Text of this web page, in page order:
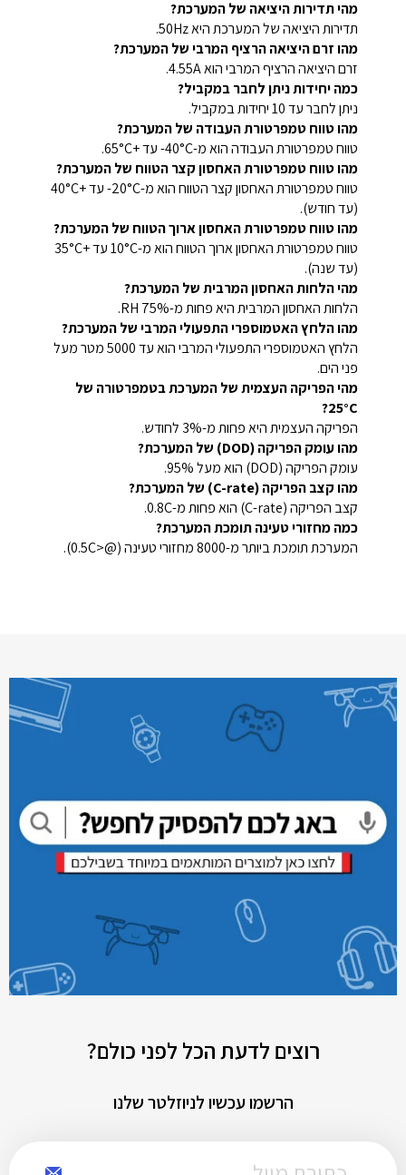
מהי תדירות היציאה של המערכת?
תדירות היציאה של המערכת היא 50Hz.
מהו זרם היציאה הרציף המרבי של המערכת?
זרם היציאה הרציף המרבי הוא 4.55A.
כמה יחידות ניתן לחבר במקביל?
ניתן לחבר עד 10 יחידות במקביל.
מהו טווח טמפרטורת העבודה של המערכת?
טווח טמפרטורת העבודה הוא מ-40°C- עד +65°C.
מהו טווח טמפרטורת האחסון קצר הטווח של המערכת?
טווח טמפרטורת האחסון קצר הטווח הוא מ-20°C- עד +40°C
(עד חודש).
מהו טווח טמפרטורת האחסון ארוך הטווח של המערכת?
טווח טמפרטורת האחסון ארוך הטווח הוא מ-10°C עד +35°C
(עד שנה).
מהי הלחות האחסון המרבית של המערכת?
הלחות האחסון המרבית היא פחות מ-75% RH.
מהו הלחץ האטמוספרי התפעולי המרבי של המערכת?
הלחץ האטמוספרי התפעולי המרבי הוא עד 5000 מטר מעל
פני הים.
מהי הפריקה העצמית של המערכת בטמפרטורה של
25°C?
הפריקה העצמית היא פחות מ-3% לחודש.
מהו עומק הפריקה (DOD) של המערכת?
עומק הפריקה (DOD) הוא מעל 95%.
מהו קצב הפריקה (C-rate) של המערכת?
קצב הפריקה (C-rate) הוא פחות מ-0.8C.
כמה מחזורי טעינה תומכת המערכת?
המערכת תומכת ביותר מ-8000 מחזורי טעינה (@<0.5C).
רוצים לדעת הכל לפני כולם?
הרשמו עכשיו לניוזלטר שלנו